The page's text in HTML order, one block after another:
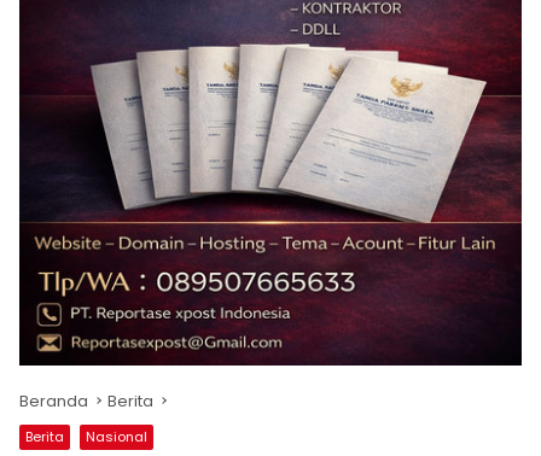
Beranda Berita
Berita Nasional